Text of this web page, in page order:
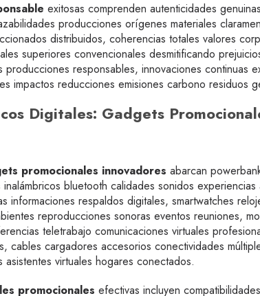
exitosas comprenden autenticidades
producciones orígenes materiales
distribuidos, coherencias totales valores
superiores convencionales desmitificando
responsables, innovaciones continuas
impactos reducciones emisiones carbono residuos
Digitales: Gadgets
promocionales innovadores abarcan
bluetooth calidades sonidos
informaciones respaldos digitales, smartwatches
reproducciones sonoras eventos reuniones,
teletrabajo comunicaciones virtuales
cargadores accesorios conectividades
virtuales hogares conectados.
promocionales efectivas incluyen